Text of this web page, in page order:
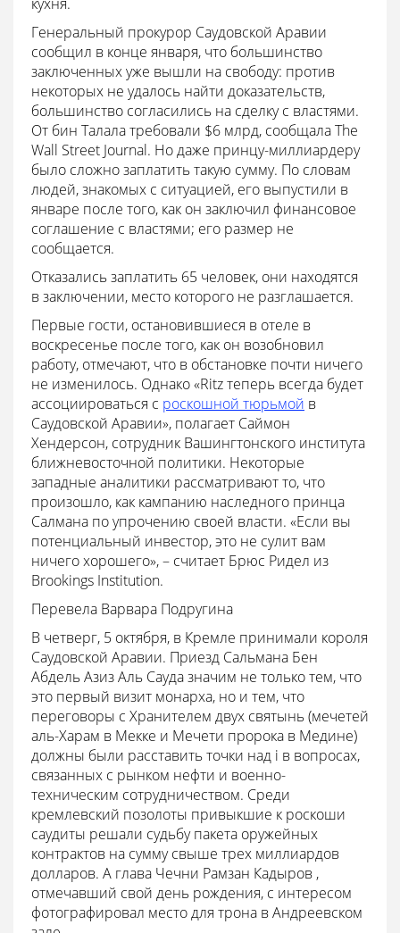
Генеральный прокурор Саудовской Аравии
сообщил в конце января, что большинство
заключенных уже вышли на свободу: против
некоторых не удалось найти доказательств,
большинство согласились на сделку с властями.
От бин Талала требовали $6 млрд, сообщала The
Wall Street Journal. Но даже принцу-миллиардеру
было сложно заплатить такую сумму. По словам
людей, знакомых с ситуацией, его выпустили в
январе после того, как он заключил финансовое
соглашение с властями; его размер не
сообщается.
Отказались заплатить 65 человек, они находятся
в заключении, место которого не разглашается.
Первые гости, остановившиеся в отеле в
воскресенье после того, как он возобновил
работу, отмечают, что в обстановке почти ничего
не изменилось. Однако «Ritz теперь всегда будет
ассоциироваться с роскошной тюрьмой в
Саудовской Аравии», полагает Саймон
Хендерсон, сотрудник Вашингтонского института
ближневосточной политики. Некоторые
западные аналитики рассматривают то, что
произошло, как кампанию наследного принца
Салмана по упрочению своей власти. «Если вы
потенциальный инвестор, это не сулит вам
ничего хорошего», – считает Брюс Ридел из
Brookings Institution.
Перевела Варвара Подругина
В четверг, 5 октября, в Кремле принимали короля
Саудовской Аравии. Приезд Сальмана Бен
Абдель Азиз Аль Сауда значим не только тем, что
это первый визит монарха, но и тем, что
переговоры с Хранителем двух святынь (мечетей
аль-Харам в Мекке и Мечети пророка в Медине)
должны были расставить точки над i в вопросах,
связанных с рынком нефти и военно-
техническим сотрудничеством. Среди
кремлевский позолоты привыкшие к роскоши
саудиты решали судьбу пакета оружейных
контрактов на сумму свыше трех миллиардов
долларов. А глава Чечни Рамзан Кадыров ,
отмечавший свой день рождения, с интересом
фотографировал место для трона в Андреевском